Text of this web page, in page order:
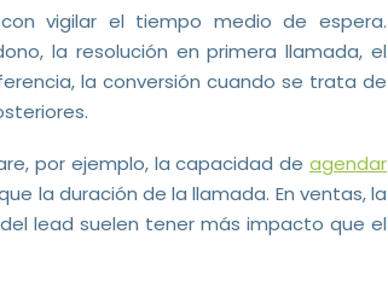
vigilar el tiempo medio de espera.
la resolución en primera llamada, el
la conversión cuando se trata de
por ejemplo, la capacidad de agendar
la duración de la llamada. En ventas, la
lead suelen tener más impacto que el